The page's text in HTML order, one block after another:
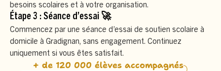
besoins scolaires et à votre organisation.
Étape 3 : Séance d’essai 🚀
Commencez par une séance d’essai de soutien scolaire à
domicile à Gradignan, sans engagement. Continuez
uniquement si vous êtes satisfait.
+ de 120 000 élèves accompagnés